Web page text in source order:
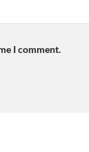
I comment.